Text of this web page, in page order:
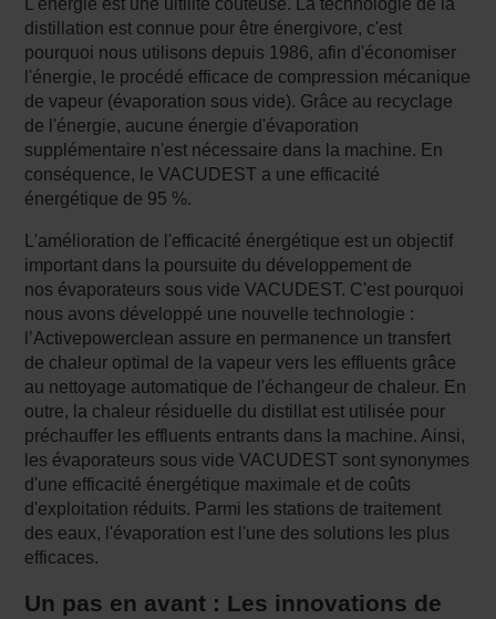
distillation est connue pour être énergivore, c'est
pourquoi nous utilisons depuis 1986, afin d'économiser
l'énergie, le procédé efficace de compression mécanique
de vapeur (évaporation sous vide). Grâce au recyclage
de l'énergie, aucune énergie d'évaporation
supplémentaire n'est nécessaire dans la machine. En
conséquence, le VACUDEST a une efficacité
énergétique de 95 %.
L'amélioration de l'efficacité énergétique est un objectif
important dans la poursuite du développement de
nos évaporateurs sous vide VACUDEST. C'est pourquoi
nous avons développé une nouvelle technologie :
l’Activepowerclean assure en permanence un transfert
de chaleur optimal de la vapeur vers les effluents grâce
au nettoyage automatique de l'échangeur de chaleur. En
outre, la chaleur résiduelle du distillat est utilisée pour
préchauffer les effluents entrants dans la machine. Ainsi,
les évaporateurs sous vide VACUDEST sont synonymes
d'une efficacité énergétique maximale et de coûts
d'exploitation réduits. Parmi les stations de traitement
des eaux, l'évaporation est l'une des solutions les plus
efficaces.
Un pas en avant : Les innovations de